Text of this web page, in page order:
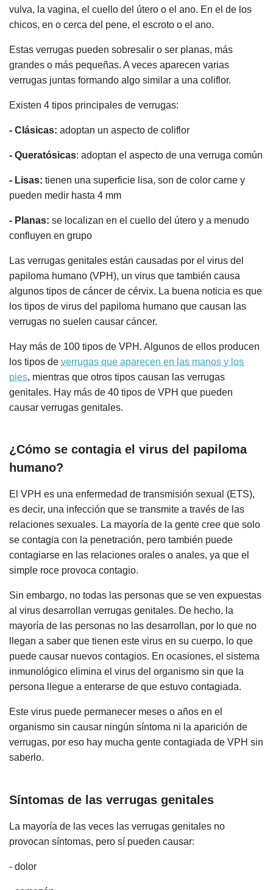
vulva, la vagina, el cuello del útero o el ano. En el de los
chicos, en o cerca del pene, el escroto o el ano.
Estas verrugas pueden sobresalir o ser planas, más
grandes o más pequeñas. A veces aparecen varias
verrugas juntas formando algo similar a una coliflor.
Existen 4 tipos principales de verrugas:
- Clásicas: adoptan un aspecto de coliflor
- Queratósicas: adoptan el aspecto de una verruga común
- Lisas: tienen una superficie lisa, son de color carne y
pueden medir hasta 4 mm
- Planas: se localizan en el cuello del útero y a menudo
confluyen en grupo
Las verrugas genitales están causadas por el virus del
papiloma humano (VPH), un virus que también causa
algunos tipos de cáncer de cérvix. La buena noticia es que
los tipos de virus del papiloma humano que causan las
verrugas no suelen causar cáncer.
Hay más de 100 tipos de VPH. Algunos de ellos producen
los tipos de verrugas que aparecen en las manos y los
pies, mientras que otros tipos causan las verrugas
genitales. Hay más de 40 tipos de VPH que pueden
causar verrugas genitales.
¿Cómo se contagia el virus del papiloma
humano?
El VPH es una enfermedad de transmisión sexual (ETS),
es decir, una infección que se transmite a través de las
relaciones sexuales. La mayoría de la gente cree que solo
se contagia con la penetración, pero también puede
contagiarse en las relaciones orales o anales, ya que el
simple roce provoca contagio.
Sin embargo, no todas las personas que se ven expuestas
al virus desarrollan verrugas genitales. De hecho, la
mayoría de las personas no las desarrollan, por lo que no
llegan a saber que tienen este virus en su cuerpo, lo que
puede causar nuevos contagios. En ocasiones, el sistema
inmunológico elimina el virus del organismo sin que la
persona llegue a enterarse de que estuvo contagiada.
Este virus puede permanecer meses o años en el
organismo sin causar ningún síntoma ni la aparición de
verrugas, por eso hay mucha gente contagiada de VPH sin
saberlo.
Síntomas de las verrugas genitales
La mayoría de las veces las verrugas genitales no
provocan síntomas, pero sí pueden causar:
- dolor